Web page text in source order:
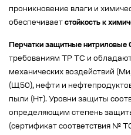
проникновение влаги и
обеспечивает стойкость к
Перчатки защитные
требованиям ТР ТС и
механических воздействий
(Щ50), нефти и
пыли (Нт). Уровни защиты
определяющим степень
(сертификат соответствия №